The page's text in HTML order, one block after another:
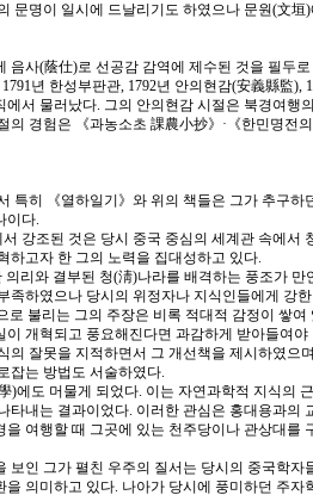
문명이 일시에 드날리기도 하였으나 문원(文垣
음사(蔭仕)로 선공감 감역에 제수된 것을 필두
년 한성부판관, 1792년 안의현감(安義縣監),
에서 물러났다. 그의 안의현감 시절은 북경여행
의 경험은 《과농소초 課農小抄》·《한민명전
특히 《열하일기》와 위의 책들은 그가 추구
이다.
강조된 것은 당시 중국 중심의 세계관 속에서
하고자 한 그의 노력을 집대성하고 있다.
의리와 결부된 청(淸)나라를 배격하는 풍조가
족하였으나 당시의 위정자나 지식인들에게 강
로 불리는 그의 주장은 비록 적대적 감정이 쌓
이 개혁되고 풍요해진다면 과감하게 받아들여
의 잘못을 지적하면서 그 개선책을 제시하였으
잡는 방법도 서술하였다.
)에도 머물게 되었다. 이는 자연과학적 지식의
타내는 결과이었다. 이러한 관심은 홍대용과의
을 여행할 때 그곳에 있는 천주당이나 관상대를
보인 그가 펼친 우주의 질서는 당시의 중국학자
을 의미하고 있다. 나아가 당시에 풍미하던 주자